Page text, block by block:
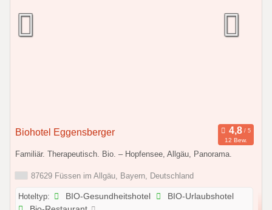
Biohotel Eggensberger
12 Bew.
Familiär. Therapeutisch. Bio. – Hopfensee, Allgäu, Panorama.
87629 Füssen im Allgäu, Bayern, Deutschland
Hoteltyp: BIO-Gesundheitshotel
BIO-Urlaubshotel